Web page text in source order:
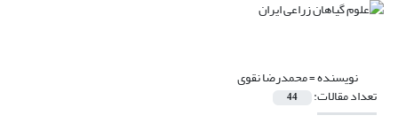
نویسنده =محمدرضا نقوی
تعداد مقالات: 44